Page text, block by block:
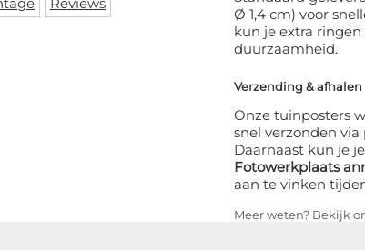
Reviews
Ø 1,4 cm) voor
kun je extra
duurzaamheid.
Verzending & afhalen
Onze tuinposters
snel verzonden
Daarnaast kun je
Fotowerkplaats
aan te vinken
Meer weten? Bekijk